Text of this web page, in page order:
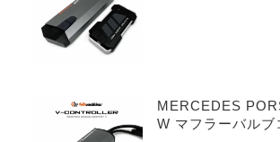
MERCEDES
W マフラーバルブ